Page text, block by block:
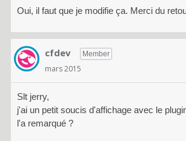
Oui, il faut que je modifie ça. Merci du
cfdev Member
mars 2015
Slt jerry,
j'ai un petit soucis d'affichage avec le
l'a remarqué ?